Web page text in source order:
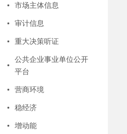
市场主体信息
审计信息
重大决策听证
公共企业事业单位公开
平台
营商环境
稳经济
增动能